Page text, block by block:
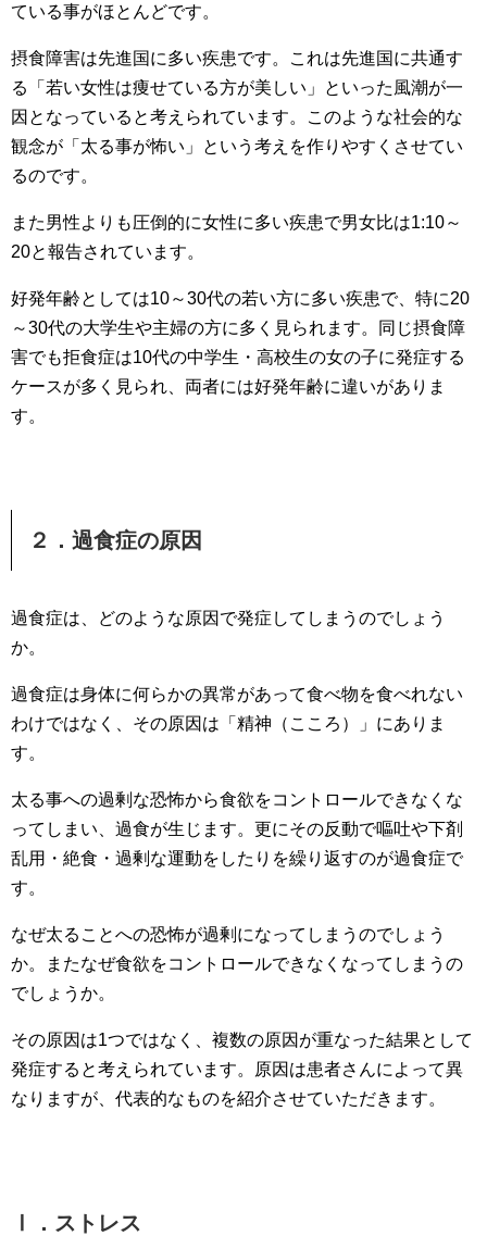
ている事がほとんどです。
摂食障害は先進国に多い疾患です。これは先進国に共通す
る「若い女性は痩せている方が美しい」といった風潮が一
因となっていると考えられています。このような社会的な
観念が「太る事が怖い」という考えを作りやすくさせてい
るのです。
また男性よりも圧倒的に女性に多い疾患で男女比は1:10～
20と報告されています。
好発年齢としては10～30代の若い方に多い疾患で、特に20
～30代の大学生や主婦の方に多く見られます。同じ摂食障
害でも拒食症は10代の中学生・高校生の女の子に発症する
ケースが多く見られ、両者には好発年齢に違いがありま
す。
２．過食症の原因
過食症は、どのような原因で発症してしまうのでしょう
か。
過食症は身体に何らかの異常があって食べ物を食べれない
わけではなく、その原因は「精神（こころ）」にありま
す。
太る事への過剰な恐怖から食欲をコントロールできなくな
ってしまい、過食が生じます。更にその反動で嘔吐や下剤
乱用・絶食・過剰な運動をしたりを繰り返すのが過食症で
す。
なぜ太ることへの恐怖が過剰になってしまうのでしょう
か。またなぜ食欲をコントロールできなくなってしまうの
でしょうか。
その原因は1つではなく、複数の原因が重なった結果として
発症すると考えられています。原因は患者さんによって異
なりますが、代表的なものを紹介させていただきます。
Ⅰ．ストレス